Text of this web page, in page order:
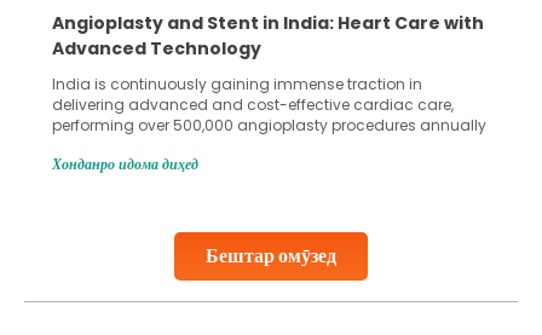
Бештар омӯзед
Angioplasty and Stent in India: Heart Care with
Advanced Technology
India is continuously gaining immense traction in
delivering advanced and cost-effective cardiac care,
performing over 500,000 angioplasty procedures annually
globe are searching for treatments like angioplasty and
Studies, such as one published
Хонданро идома диҳед